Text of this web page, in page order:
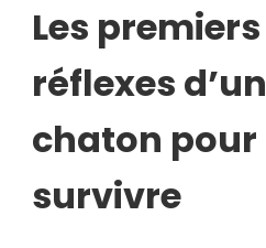
Les premiers
réflexes d’un
chaton pour
survivre